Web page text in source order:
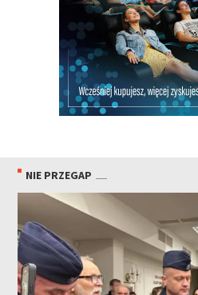
NIE PRZEGAP